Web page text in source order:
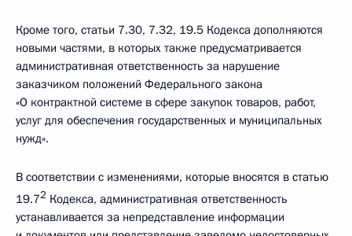
Кроме того, статьи 7.30, 7.32, 19.5 Кодекса дополняются
новыми частями, в которых также предусматривается
административная ответственность за нарушение
заказчиком положений Федерального закона
«О контрактной системе в сфере закупок товаров, работ,
услуг для обеспечения государственных и муниципальных
нужд».
В соответствии с изменениями, которые вносятся в статью
19.72 Кодекса, административная ответственность
устанавливается за непредставление информации